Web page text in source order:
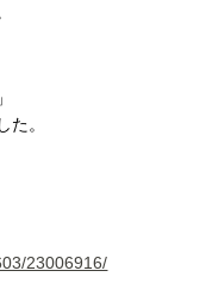
た。
23006916/